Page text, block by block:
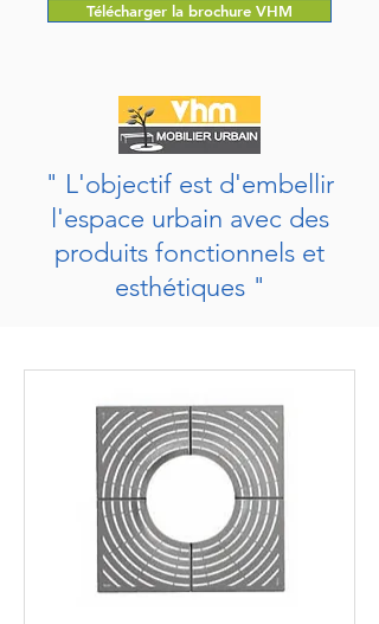
Télécharger la brochure VHM
" L'objectif est d'embellir
l'espace urbain avec des
produits fonctionnels et
esthétiques "